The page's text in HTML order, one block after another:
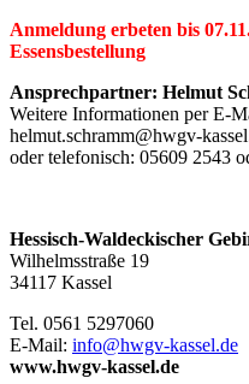
Anmeldung erbeten bis
Essensbestellung
Ansprechpartner: Helmut
Weitere Informationen per E-
helmut.schramm@hwgv-
oder telefonisch: 05609 2543
Hessisch-Waldeckischer
Wilhelmsstraße 19
34117 Kassel
Tel. 0561 5297060
E-Mail: info@hwgv-kassel.de
www.hwgv-kassel.de